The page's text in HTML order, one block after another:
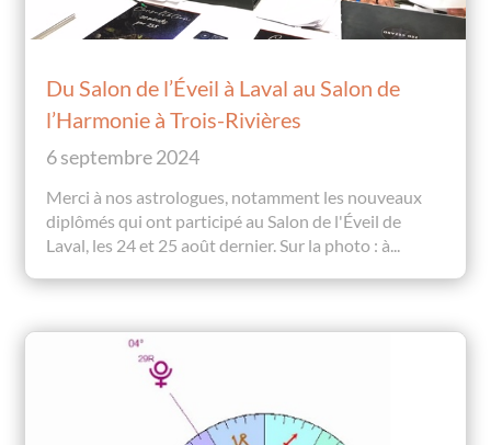
Du Salon de l’Éveil à Laval au Salon de
l’Harmonie à Trois-Rivières
6 septembre 2024
Merci à nos astrologues, notamment les nouveaux
diplômés qui ont participé au Salon de l'Éveil de
Laval, les 24 et 25 août dernier. Sur la photo : à...